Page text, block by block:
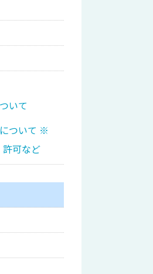
いて
ついて ※
可など